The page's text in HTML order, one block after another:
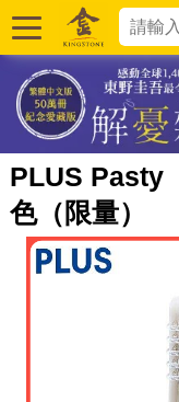
PLUS Pasty
色（限量）